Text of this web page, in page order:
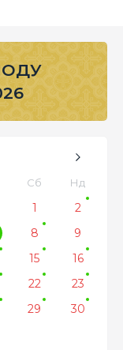
Сб Нд
1
2
8
9
15
16
22
23
29
30